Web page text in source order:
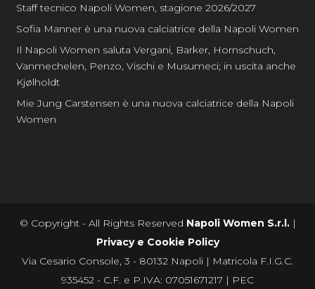
Staff tecnico Napoli Women, stagione 2026/2027
Sofia Manner è una nuova calciatrice della Napoli Women
Il Napoli Women saluta Vergani, Barker, Hornschuch,
Vanmechelen, Penzo, Vischi e Musumeci; in uscita anche
Kjølholdt
Mie Jung Carstensen è una nuova calciatrice della Napoli
Women
© Copyright - All Rights Reserved Napoli Women S.r.l.|
Privacy e Cookie Policy
Via Cesario Console, 3 - 80132 Napoli | Matricola F.I.G.C.
935452 - C.F. e P.IVA: 07051671217 | PEC